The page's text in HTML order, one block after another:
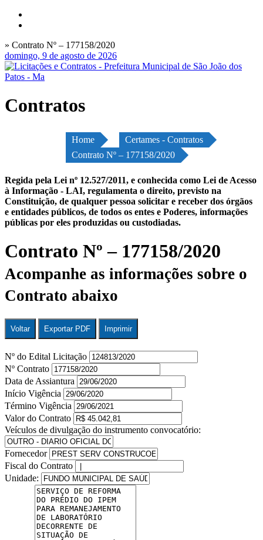
» Contrato Nº – 177158/2020
domingo, 9 de agosto de 2026
Contratos
Home
Certames - Contratos
Contrato Nº – 177158/2020
Regida pela Lei nº 12.527/2011, e conhecida como Lei de Acesso
à Informação - LAI, regulamenta o direito, previsto na
Constituição, de qualquer pessoa solicitar e receber dos órgãos
e entidades públicos, de todos os entes e Poderes, informações
públicas por eles produzidas ou custodiadas.
Contrato Nº – 177158/2020
Acompanhe as informações sobre o
Contrato abaixo
Voltar Exportar PDF Imprimir
Nº do Edital Licitação
Nº Contrato
Data de Assiantura
Início Vigência
Término Vigência
Valor do Contrato
Veículos de divulgação do instrumento convocatório:
Fornecedor
Fiscal do Contrato
Unidade: